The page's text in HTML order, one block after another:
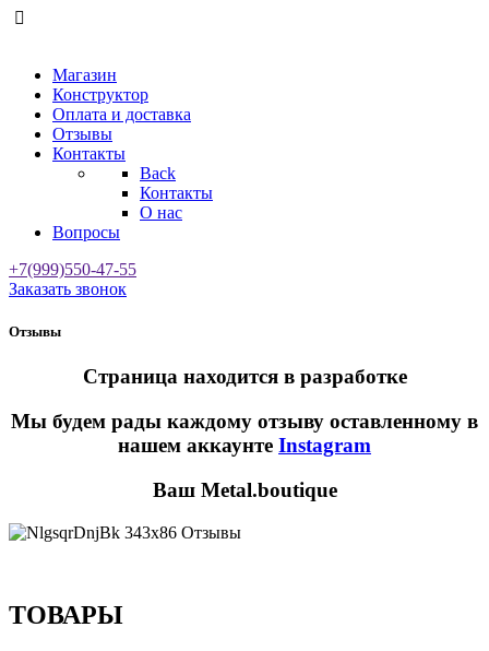
Магазин
Конструктор
Оплата и доставка
Отзывы
Контакты
Back
Контакты
О нас
Вопросы
+7(999)550-47-55
Заказать звонок
Отзывы
Страница находится в разработке
Мы будем рады каждому отзыву оставленному в
нашем аккаунте Instagram
Ваш Metal.boutique
ТОВАРЫ